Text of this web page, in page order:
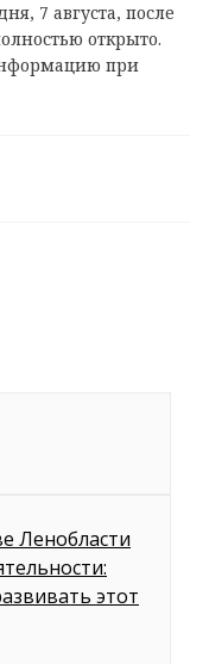
7 августа, после
открыто.
при
Ленобласти
этот